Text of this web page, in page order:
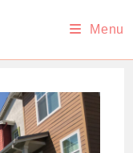
Menu